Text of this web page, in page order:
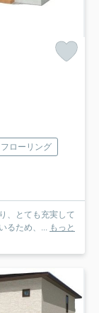
フローリング
、とても充実して
るため、... もっと